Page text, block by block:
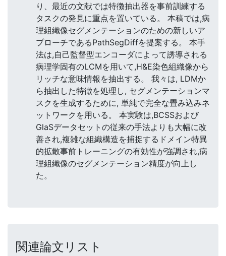
り、最近の文献では特徴抽出器を事前訓練する
タスクの発見に重点を置いている。 本稿では,病
理組織像セグメンテーションのための新しいア
プローチであるPathSegDiffを提案する。 本手
法は,自己監督型エンコーダによって誘導される
病理学固有のLCMを用いて,H&E染色組織像から
リッチな意味情報を抽出する。 我々は, LDMか
ら抽出した特徴を処理し, セグメンテーションマ
スクを生成するために, 単純で完全な畳み込みネ
ットワークを用いる。 本実験は,BCSSおよび
GlaSデータセットの従来の手法よりも大幅に改
善され,複雑な組織構造を捕捉するドメイン特異
的拡散事前トレーニングの有効性が強調され,病
理組織像のセグメンテーション精度が向上し
た。
関連論文リスト